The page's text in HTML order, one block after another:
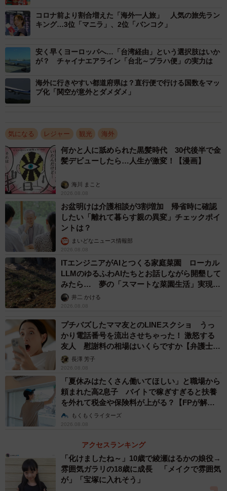
す。
以下、3位に緑に包まれた旧市街の街並みが魅力のベトナム
の首都「ハノイ」、4位に近代的な高層ビルとフランス植民
地時代の建物が共存する第二の都市「ホーチミン」、5位に
タイのビーチリゾート「パタヤ」がランクインしました。
3/5
2025～26年 年末年始 人気海外旅行先ランキング（提供画像）
続いて、この年末年始の「人気海外旅行先ランキング」で
は、1位「台北」、2位「ソウル」、3位「新北」、4位「バ
ンコク」、5位「オアフ島」という結果になり、TOP10中9
つを近場のアジア圏が占めました。
韓国、台湾それぞれ複数都市が人気ランキングに入ってお
り、年末の9連休を活用して複数都市を周遊する旅行を検討
している人が多いと推察されます。
◇ ◇
今年の年末年始は最大9連休となるため、多くの人々が長期
休暇を満喫することが予想されます。
コロナ前より割合増えた「海外一人旅」 人気の旅先ラン
キング…3位「マニラ」、2位「バンコク」
安く早くヨーロッパへ…「台湾経由」という選択肢はいか
が？ チャイナエアライン「台北～プラハ便」の実力は
海外に行きやすい都道府県は？直行便で行ける国数をマッ
プ化「関空が意外とダメダメ」
気になる レジャー 観光 海外
何かと人に舐められた黒髪時代 30代後半で金
髪デビューしたら…人生が激変！【漫画】
海川 まこと
2026.08.08
お盆明けは介護相談が3割増加 帰省時に確認
したい「離れて暮らす親の異変」チェックポイ
ントは？
まいどなニュース情報部
2026.08.08
ITエンジニアがAIとつくる家庭菜園 ローカル
LLMのゆるふわAIたちとお話しながら開墾して
みたら… 夢の「スマートな菜園生活」実現な
るか井二 かける
2026.08.08
プチバズしたママ友とのLINEスクショ うっ
かり電話番号を流出させちゃった！ 激怒する
友人 慰謝料の相場はいくらですか【弁護士が
解説】長澤 芳子
2026.08.08
「夏休みはたくさん働いてほしい」と職場から
頼まれた高2息子 バイトで稼ぎすぎると扶養
を外れて税金や保険料が上がる？【FPが解
説】もくもくライターズ
2026.08.08
アクセスランキング
「化けましたね～」10歳で綾瀬はるかの娘役→
雰囲気ガラリの18歳に成長 「メイクで雰囲気
が」「宝塚に入れそう」